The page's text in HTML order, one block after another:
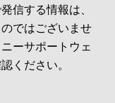
信する情報は、
ではございませ
ーサポートウェ
ください。